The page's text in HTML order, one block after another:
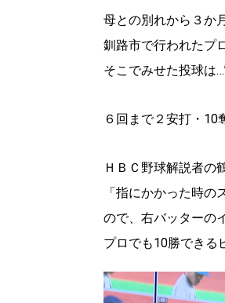
母との別れから３か月
釧路市で行われたプ
そこでみせた投球は
６回まで２安打・10
ＨＢＣ野球解説者の
「指にかかった時
ので、右バッターの
プロでも10勝できる